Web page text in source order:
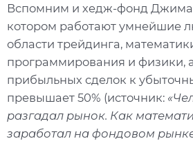
Вспомним и хедж-фонд Джима
котором работают умнейшие
области трейдинга,
программирования и физики,
прибыльных сделок к
превышает 50% (источник:
разгадал рынок. Как
заработал на фондовом